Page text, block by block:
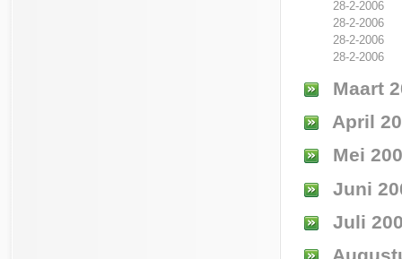
28-2-2006
28-2-2006
28-2-2006
28-2-2006
Maart
April
Mei
Juni
Juli